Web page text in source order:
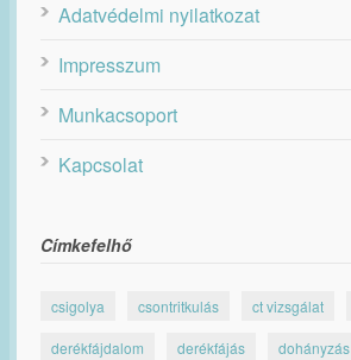
Adatvédelmi nyilatkozat
Impresszum
Munkacsoport
Kapcsolat
Címkefelhő
csigolya csontritkulás ct vizsgálat
derékfájdalom derékfájás dohányzás